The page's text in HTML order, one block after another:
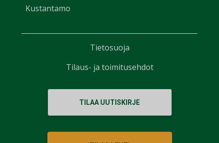
Kustantamo
TILAA UUTISKIRJE
Tietosuoja
Tilaus- ja toimitusehdot